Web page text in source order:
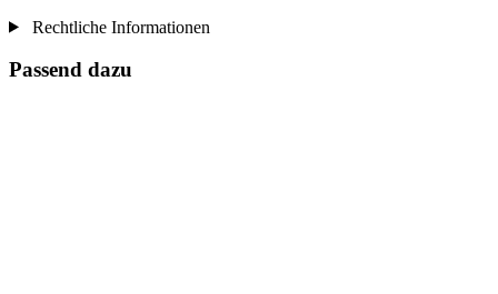
Rechtliche Informationen
Passend dazu